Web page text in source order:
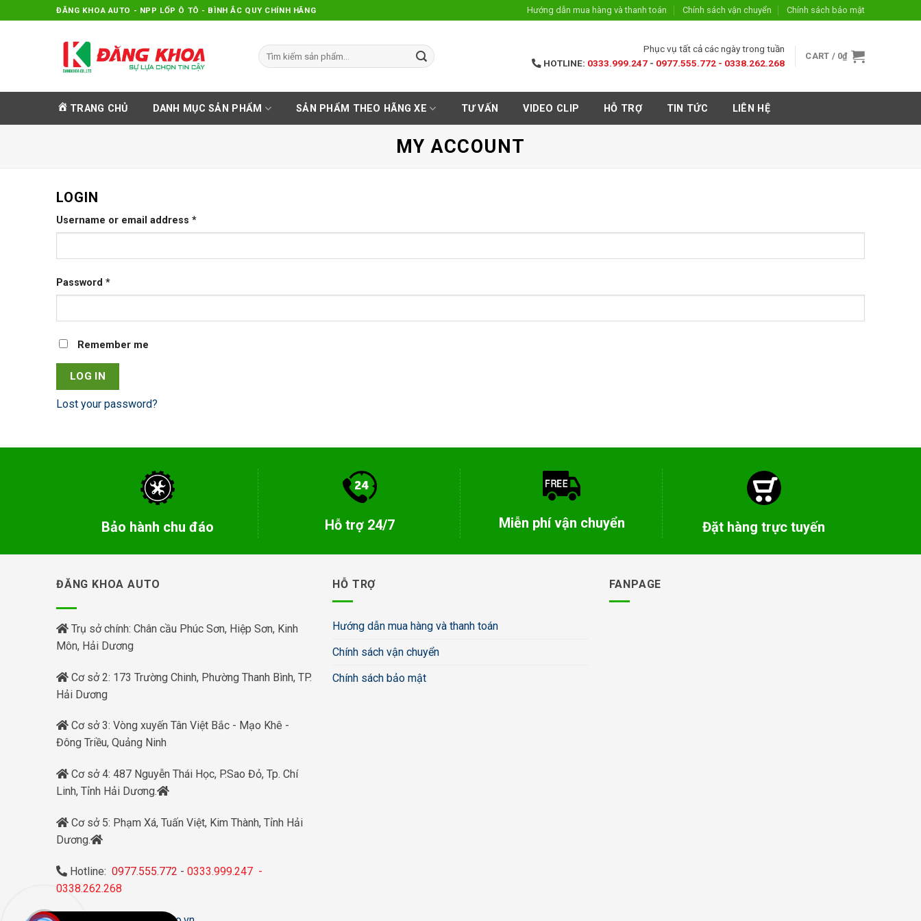
to
ĐĂNG KHOA AUTO - NPP LỐP Ô TÔ - BÌNH ẮC QUY CHÍNH HÃNG Hướng dẫn mua hàng và thanh toán Chính sách vận chuyển Chính sách bảo mật
Search
for:
Phục vụ tất cả các ngày trong tuần
HOTLINE: 0333.999.247 - 0977.555.772 - 0338.262.268
CART / 0₫
TRANG CHỦ DANH MỤC SẢN PHẨM SẢN PHẨM THEO HÃNG XE TƯ VẤN VIDEO CLIP HỖ TRỢ TIN TỨC LIÊN HỆ
MY ACCOUNT
LOGIN
Username or email address *
Password *
Remember me
LOG IN
Lost your password?
Bảo hành chu đáo Hỗ trợ 24/7 Miễn phí vận chuyển Đặt hàng trực tuyến
ĐĂNG KHOA AUTO
Trụ sở chính: Chân cầu Phúc Sơn, Hiệp Sơn, Kinh
Môn, Hải Dương
Cơ sở 2: 173 Trường Chinh, Phường Thanh Bình, TP.
Hải Dương
Cơ sở 3: Vòng xuyến Tân Việt Bắc - Mạo Khê -
Đông Triều, Quảng Ninh
Cơ sở 4: 487 Nguyễn Thái Học, P.Sao Đỏ, Tp. Chí
Linh, Tỉnh Hải Dương.
Cơ sở 5: Phạm Xá, Tuấn Việt, Kim Thành, Tỉnh Hải
Dương.
Hotline: 0977.555.772 - 0333.999.247 -
0338.262.268
HỖ TRỢ
Hướng dẫn mua hàng và thanh toán
Chính sách vận chuyển
Chính sách bảo mật
FANPAGE